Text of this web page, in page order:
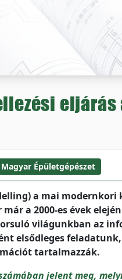
Magyar Épületgépészet
a mai
a 2000-es évek
világunkban az
elsődleges
tartalmazzák.
jelent meg,